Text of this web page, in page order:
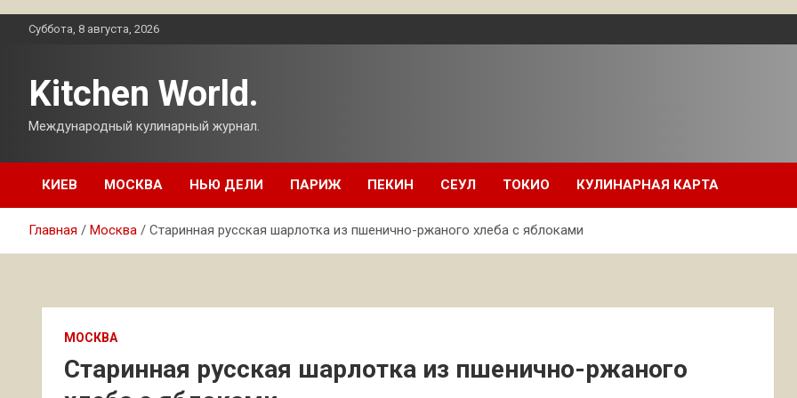
ПерейтиСуббота, 8 августа, 2026
Kitchen World.
Международный кулинарный журнал.
КИЕВ МОСКВА НЬЮ ДЕЛИ ПАРИЖ ПЕКИН СЕУЛ ТОКИО КУЛИНАРНАЯ КАРТА
Главная Москва Старинная русская шарлотка из пшенично-ржаного хлеба с яблоками
МОСКВА
Старинная русская шарлотка из пшенично-ржаного